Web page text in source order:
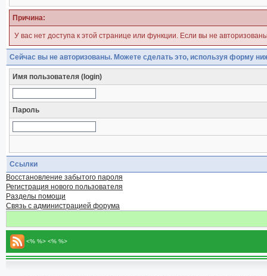
Причина:
У вас нет доступа к этой странице или функции. Если вы не
Сейчас вы не авторизованы. Можете сделать это, используя форму
Имя пользователя (login)
Пароль
Ссылки
Восстановление забытого пароля
Регистрация нового пользователя
Разделы помощи
Связь с администрацией форума
<% %> <% %>